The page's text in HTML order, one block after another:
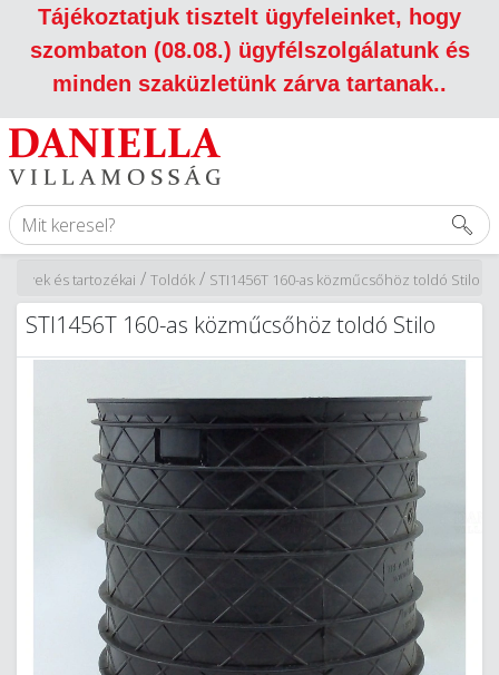
Tájékoztatjuk tisztelt ügyfeleinket, hogy
szombaton (08.08.) ügyfélszolgálatunk és
minden szaküzletünk zárva tartanak..
STI1456T 160-as közműcsőhöz toldó Stilo
/
Toldók
/
és tartozékai
STI1456T 160-as közműcsőhöz toldó Stilo